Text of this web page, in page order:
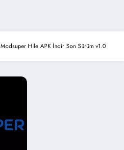
Modsuper Hile APK İndir Son Sürüm v1.0